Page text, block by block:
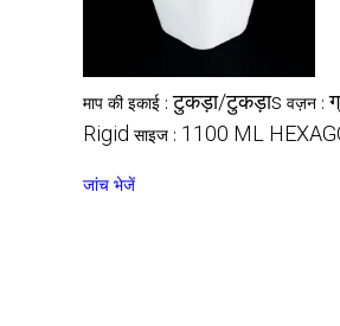
माप की इकाई :टुकड़ा/टुकड़ाs वज़न :
Rigid साइज : 1100 ML
जांच भेजें